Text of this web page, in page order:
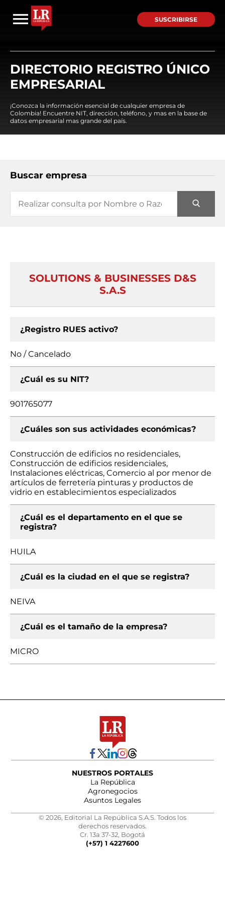
SUSCRIBIRSE
DIRECTORIO REGISTRO ÚNICO
EMPRESARIAL
¡Conozca la información esencial de cualquier empresa de
Colombia! Encuentre NIT, dirección, teléfono, y mas en la base de
datos empresarial mas grande del país.
Buscar empresa
SOLUTIONS & BUSINESSES D&S
S.A.S
¿Registro RUES activo?
No / Cancelado
¿Cuál es su NIT?
901765077
¿Cuáles son sus actividades económicas?
Construcción de edificios no residenciales,
Construcción de edificios residenciales,
Instalaciones eléctricas, Comercio al por menor de
artículos de ferretería pinturas y productos de
vidrio en establecimientos especializados
¿Cuál es el departamento en el que se
registra?
HUILA
¿Cuál es la ciudad en el que se registra?
NEIVA
¿Cuál es el tamaño de la empresa?
MICRO
NUESTROS PORTALES
La República
Agronegocios
Asuntos Legales
© 2026, Editorial La República S.A.S. Todos los
derechos reservados.
Cr. 13a 37-32, Bogotá
(+57) 1 4227600